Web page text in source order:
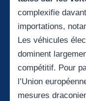
complexifie
importations,
Les véhicules
dominent
compétitif. Pour
l’Union
mesures